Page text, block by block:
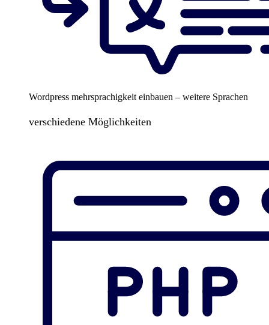
Wordpress mehrsprachigkeit einbauen – weitere Sprachen
verschiedene Möglichkeiten